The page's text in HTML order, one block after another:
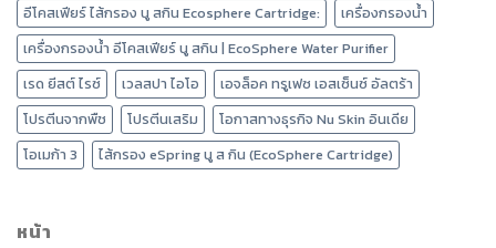
อีโคสเฟียร์ ไส้กรอง นู สกิน Ecosphere Cartridge:
เครื่องกรองน้ำ
เครื่องกรองน้ำ อีโคสเฟียร์ นู สกิน | EcoSphere Water Purifier
เรด ยีสต์ ไรซ์
เวลสปา ไอโอ
เอจล็อค ทรูเฟซ เอสเซ็นซ์ อัลตร้า
โปรตีนจากพืช
โปรตีนเสริม
โอกาสทางธุรกิจ Nu Skin อินเดีย
โอเมก้า 3
ไส้กรอง eSpring นู ส กิน (EcoSphere Cartridge)
หน้า